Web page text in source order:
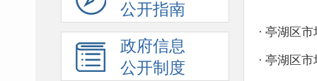
公开指南
政府信息
公开制度
· 亭湖区市
· 亭湖区市